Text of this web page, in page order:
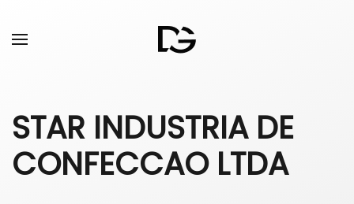
STAR INDUSTRIA DE
CONFECCAO LTDA